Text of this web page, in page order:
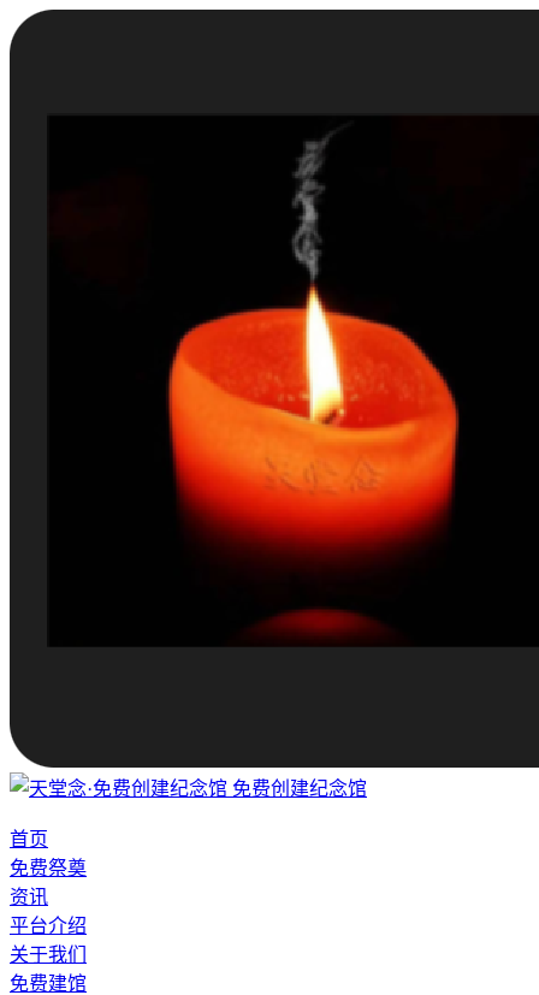
免费创建纪念馆
首页
免费祭奠
资讯
平台介绍
关于我们
免费建馆